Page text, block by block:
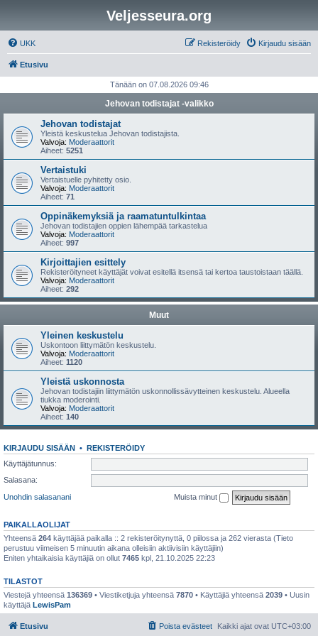
Veljesseura.org
UKK Kirjaudu sisään
Rekisteröidy
Etusivu
Tänään on 07.08.2026 09:46
Jehovan todistajat -valikko
Jehovan todistajat
Yleistä keskustelua Jehovan todistajista.
Valvoja: Moderaattorit
Aiheet: 5251
Vertaistuki
Vertaistuelle pyhitetty osio.
Valvoja: Moderaattorit
Aiheet: 71
Oppinäkemyksiä ja raamatuntulkintaa
Jehovan todistajien oppien lähempää tarkastelua
Valvoja: Moderaattorit
Aiheet: 997
Kirjoittajien esittely
Rekisteröityneet käyttäjät voivat esitellä itsensä tai kertoa taustoistaan täällä.
Valvoja: Moderaattorit
Aiheet: 292
Muut
Yleinen keskustelu
Uskontoon liittymätön keskustelu.
Valvoja: Moderaattorit
Aiheet: 1120
Yleistä uskonnosta
Jehovan todistajiin liittymätön uskonnollissävytteinen keskustelu. Alueella
tiukka moderointi.
Valvoja: Moderaattorit
Aiheet: 140
KIRJAUDU SISÄÄN • REKISTERÖIDY
Käyttäjätunnus:
Salasana:
Unohdin salasanani
Muista minut
PAIKALLAOLIJAT
Yhteensä 264 käyttäjää paikalla :: 2 rekisteröitynyttä, 0 piilossa ja 262 vierasta (Tieto
perustuu viimeisen 5 minuutin aikana olleisiin aktiivisiin käyttäjiin)
Eniten yhtaikaisia käyttäjiä on ollut 7465 kpl, 21.10.2025 22:23
TILASTOT
Viestejä yhteensä 136369 • Viestiketjuja yhteensä 7870 • Käyttäjiä yhteensä 2039 • Uusin
käyttäjä LewisPam
Etusivu Kaikki ajat ovat UTC+03:00
Poista evästeet